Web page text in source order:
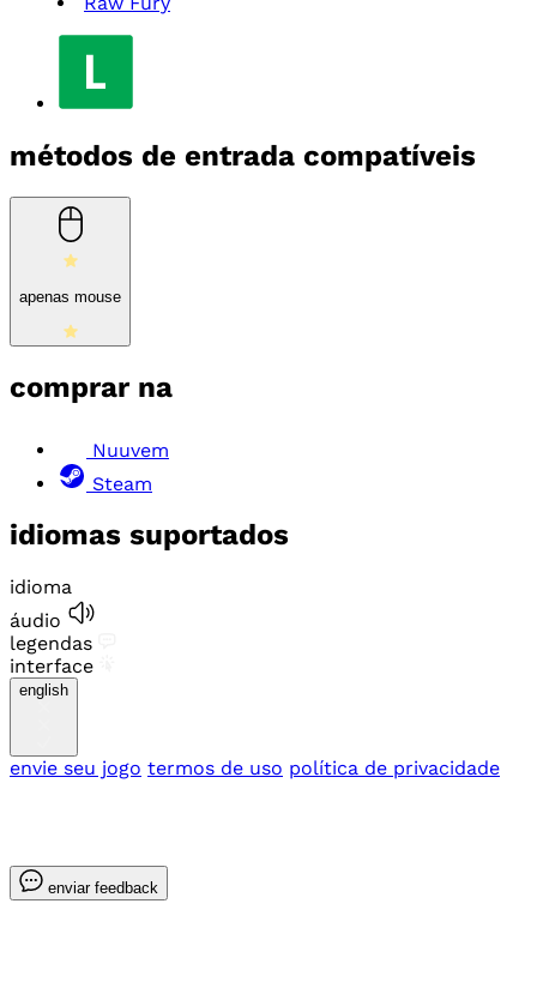
métodos de entrada compatíveis
apenas mouse
comprar na
Nuuvem
Steam
idiomas suportados
idioma
áudio
legendas
interface
english
envie seu jogo termos de uso política de privacidade
enviar feedback